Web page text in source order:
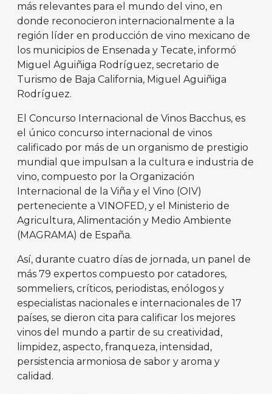
más relevantes para el mundo del vino, en
donde reconocieron internacionalmente a la
región líder en producción de vino mexicano de
los municipios de Ensenada y Tecate, informó
Miguel Aguiñiga Rodríguez, secretario de
Turismo de Baja California, Miguel Aguiñiga
Rodríguez.
El Concurso Internacional de Vinos Bacchus, es
el único concurso internacional de vinos
calificado por más de un organismo de prestigio
mundial que impulsan a la cultura e industria de
vino, compuesto por la Organización
Internacional de la Viña y el Vino (OIV)
perteneciente a VINOFED, y el Ministerio de
Agricultura, Alimentación y Medio Ambiente
(MAGRAMA) de España.
Así, durante cuatro días de jornada, un panel de
más 79 expertos compuesto por catadores,
sommeliers, críticos, periodistas, enólogos y
especialistas nacionales e internacionales de 17
países, se dieron cita para calificar los mejores
vinos del mundo a partir de su creatividad,
limpidez, aspecto, franqueza, intensidad,
persistencia armoniosa de sabor y aroma y
calidad.